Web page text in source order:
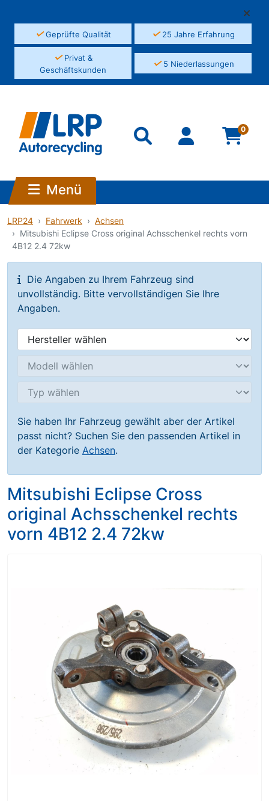
✓Geprüfte Qualität ✓25 Jahre Erfahrung
✓Privat &
Geschäftskunden
✓5 Niederlassungen
0
Menü
LRP24 Fahrwerk
Achsen
Mitsubishi Eclipse Cross original Achsschenkel rechts vorn
4B12 2.4 72kw
Die Angaben zu Ihrem Fahrzeug sind
unvollständig. Bitte vervollständigen Sie Ihre
Angaben.
Sie haben Ihr Fahrzeug gewählt aber der Artikel
passt nicht? Suchen Sie den passenden Artikel in
der Kategorie Achsen.
Mitsubishi Eclipse Cross
original Achsschenkel rechts
vorn 4B12 2.4 72kw